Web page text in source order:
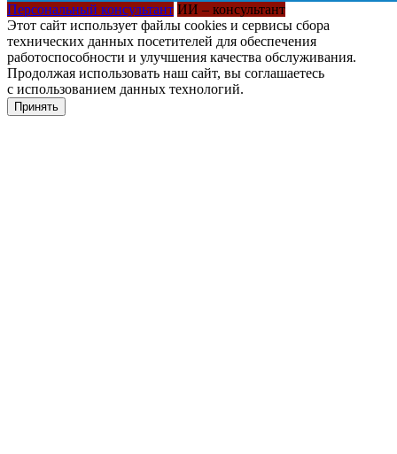
Персональный консультант ИИ – консультант
Этот сайт использует файлы cookies и сервисы сбора
технических данных посетителей для обеспечения
работоспособности и улучшения качества обслуживания.
Продолжая использовать наш сайт, вы соглашаетесь
с использованием данных технологий.
Принять